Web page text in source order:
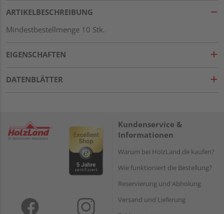
ARTIKELBESCHREIBUNG
Mindestbestellmenge 10 Stk.
EIGENSCHAFTEN
DATENBLÄTTER
Kundenservice &
Informationen
Warum bei HolzLand.de kaufen?
Wie funktioniert die Bestellung?
Reservierung und Abholung
Versand und Lieferung